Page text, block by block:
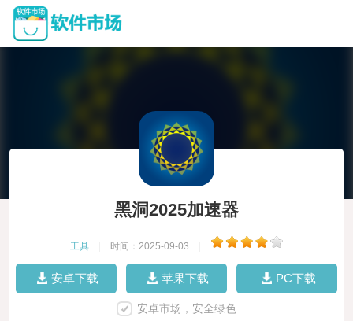
黑洞2025加速器
工具 时间：2025-09-03
安卓下载 苹果下载 PC下载
安卓市场，安全绿色